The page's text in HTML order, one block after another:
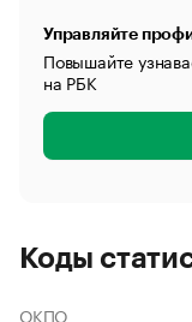
Управляйте
Повышайте
на РБК
Коды
ОКПО